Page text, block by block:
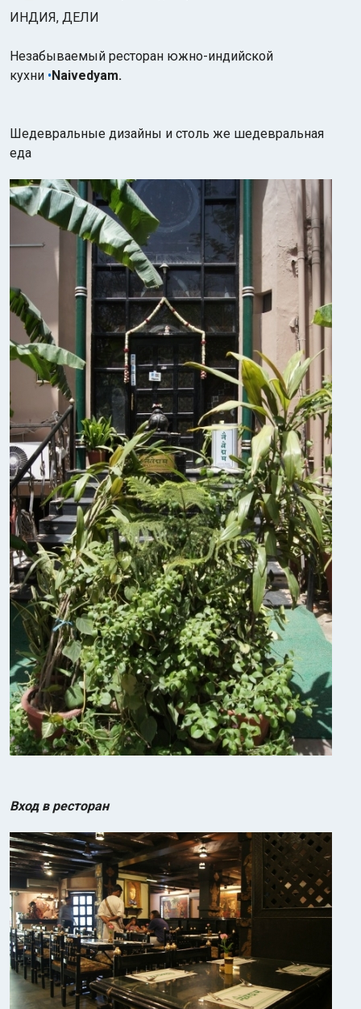
ИНДИЯ, ДЕЛИ
Незабываемый ресторан южно-индийской
кухни •Naivedyam.
Шедевральные дизайны и столь же шедевральная
еда
Вход в ресторан